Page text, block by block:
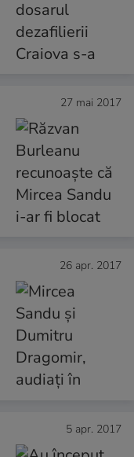
27 mai 2017
26 apr. 2017
5 apr. 2017